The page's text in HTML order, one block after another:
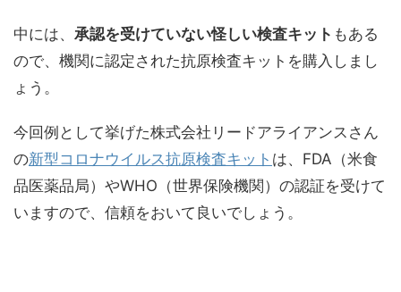
中には、 承認を受けていない怪しい検査キット もある
ので、機関に認定された抗原検査キットを購入しまし
ょう。
今回例として挙げた株式会社リードアライアンスさん
の新型コロナウイルス抗原検査キット は、FDA（米食
品医薬品局）やWHO（世界保険機関）の認証を受けて
いますので、信頼をおいて良いでしょう。